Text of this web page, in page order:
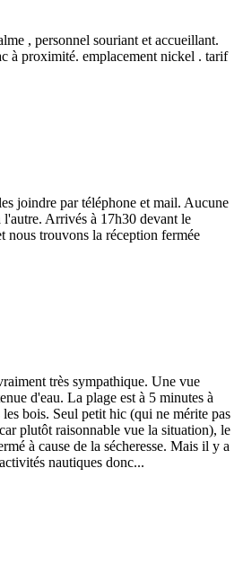
, personnel souriant et accueillant.
à proximité. emplacement nickel . tarif
joindre par téléphone et mail. Aucune
Arrivés à 17h30 devant le
nous trouvons la réception fermée
très sympathique. Une vue
d'eau. La plage est à 5 minutes à
les bois. Seul petit hic (qui ne mérite pas
plutôt raisonnable vue la situation), le
à cause de la sécheresse. Mais il y a
nautiques donc...